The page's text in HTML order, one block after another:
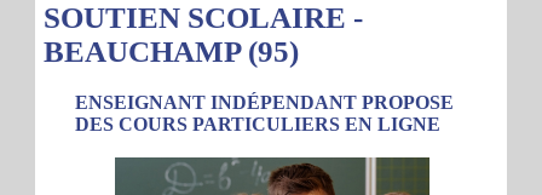
SOUTIEN SCOLAIRE -
BEAUCHAMP (95)
ENSEIGNANT INDÉPENDANT PROPOSE
DES COURS PARTICULIERS EN LIGNE